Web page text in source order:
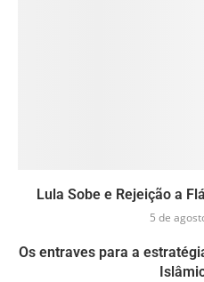
Lula Sobe e Rejeição a
5 de
Os entraves para a